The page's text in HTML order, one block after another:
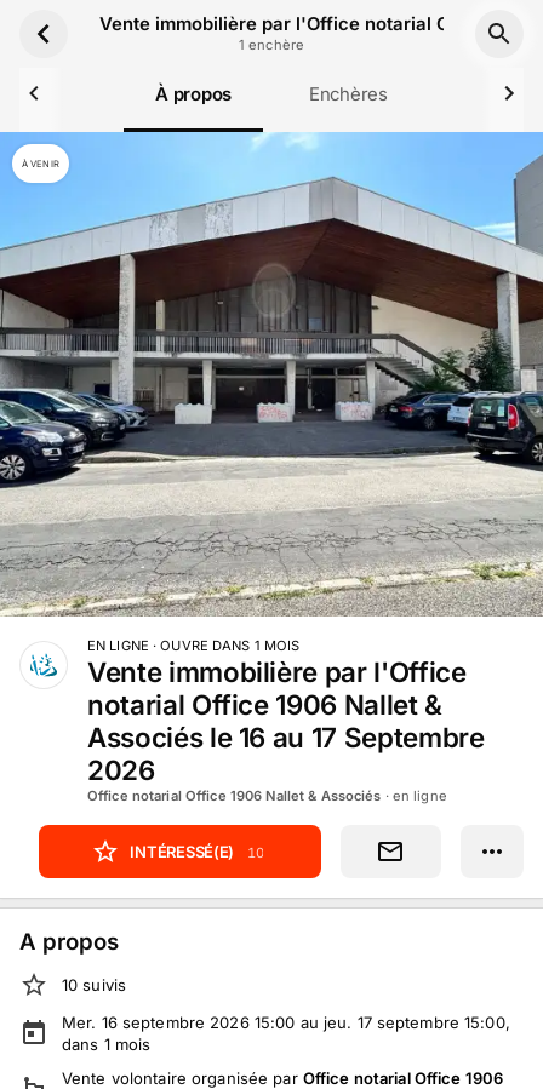
Vente immobilière par l'Office notarial Office
1 enchère
À propos Enchères
À VENIR
EN LIGNE · OUVRE DANS 1 MOIS
Vente immobilière par l'Office
notarial Office 1906 Nallet &
Associés le 16 au 17 Septembre
2026
Office notarial Office 1906 Nallet & Associés · en ligne
INTÉRESSÉ(E) 10
A propos
10 suivis
Mer. 16 septembre 2026 15:00 au jeu. 17 septembre 15:00,
dans 1 mois
Vente volontaire organisée par Office notarial Office 1906